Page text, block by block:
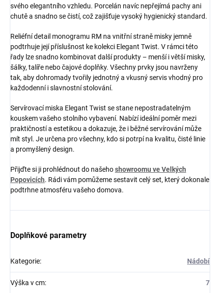
svého elegantního vzhledu. Porcelán navíc nepřejímá pachy ani
chutě a snadno se čistí, což zajišťuje vysoký hygienický standard.
Reliéfní detail monogramu RM na vnitřní straně misky jemně
podtrhuje její příslušnost ke kolekci Elegant Twist. V rámci této
řady lze snadno kombinovat další produkty – menší i větší misky,
šálky, talíře nebo čajové doplňky. Všechny prvky jsou navrženy
tak, aby dohromady tvořily jednotný a vkusný servis vhodný pro
každodenní i slavnostní stolování.
Servírovací miska Elegant Twist se stane nepostradatelným
kouskem vašeho stolního vybavení. Nabízí ideální poměr mezi
praktičností a estetikou a dokazuje, že i běžné servírování může
mít styl. Je určena pro všechny, kdo si potrpí na kvalitu, čisté linie
a promyšlený design.
Přijďte si ji prohlédnout do našehoshowroomu ve Velkých
Popovicích. Rádi vám pomůžeme sestavit celý set, který dokonale
podtrhne atmosféru vašeho domova.
Doplňkové parametry
Kategorie: Nádobí
Výška v cm: 7